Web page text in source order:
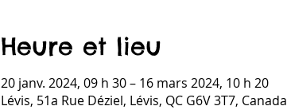
Heure et lieu
20 janv. 2024, 09 h 30 – 16 mars 2024, 10 h 20
Lévis, 51a Rue Déziel, Lévis, QC G6V 3T7, Canada